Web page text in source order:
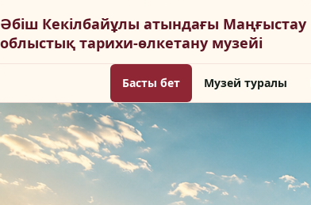
Басты бет Музей туралы